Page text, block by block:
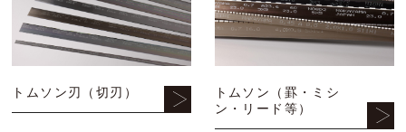
機械
打抜関連資材
トムソン刃（切刃）
トムソン（罫・ミシ
ン・リード等）